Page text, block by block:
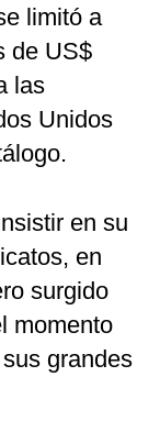
limitó a
de US$
las
Unidos
en su
en
surgido
momento
grandes